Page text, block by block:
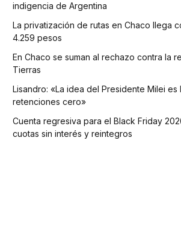
indigencia de Argentina
La privatización de rutas en Chaco llega
4.259 pesos
En Chaco se suman al rechazo contra la
Tierras
Lisandro: «La idea del Presidente Milei es
retenciones cero»
Cuenta regresiva para el Black Friday
cuotas sin interés y reintegros